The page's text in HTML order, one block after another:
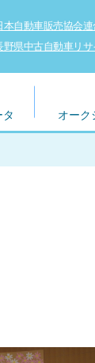
本自動車販売協会
野県中古自動車リ
オーク